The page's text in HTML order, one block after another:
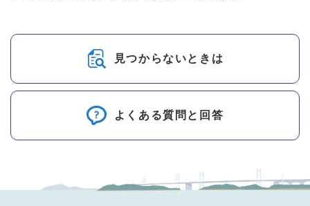
見つからないときは
よくある質問と回答